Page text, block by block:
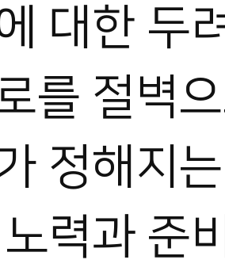
대한 두
를 절벽
정해지
력과 준